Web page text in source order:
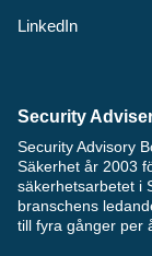
LinkedIn
Security
Security Advisory
Säkerhet år 2003
säkerhetsarbetet i
branschens
till fyra gånger per